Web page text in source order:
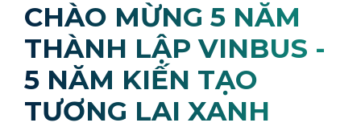
CHÀO MỪNG 5 NĂM
THÀNH LẬP VINBUS -
5 NĂM KIẾN TẠO
TƯƠNG LAI XANH